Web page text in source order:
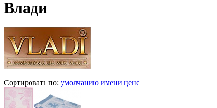
Влади
Сортировать по: умолчанию имени цене